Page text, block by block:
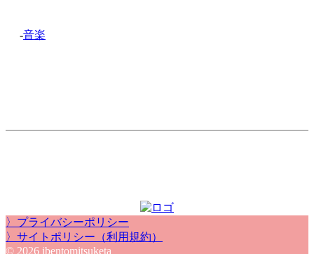
-音楽
〉プライバシーポリシー
〉サイトポリシー（利用規約）
© 2026 ibentomitsuketa